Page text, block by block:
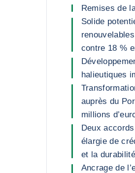
Remises de
Solide
contre 18 %
halieutiques
auprès du
millions
Deux
élargie de
et la
Ancrage de